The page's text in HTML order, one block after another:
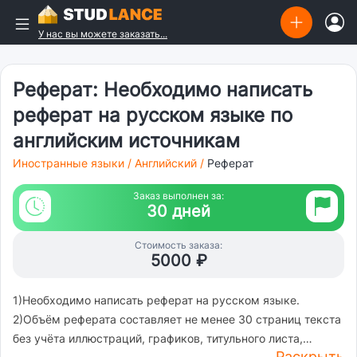
У нас вы можете заказать...
Реферат: Необходимо написать
реферат на русском языке по
английским источникам
Иностранные языки / Английский / Реферат
Заказ выполнен за:
30 дней
Стоимость заказа:
5000 ₽
1)Необходимо написать реферат на русском языке.
2)Объём реферата составляет не менее 30 страниц текста
без учёта иллюстраций, графиков, титульного листа,